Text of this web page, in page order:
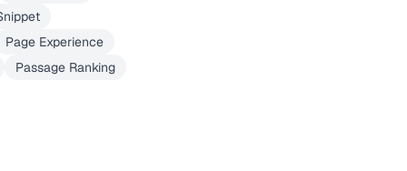
Page Experience
Passage Ranking